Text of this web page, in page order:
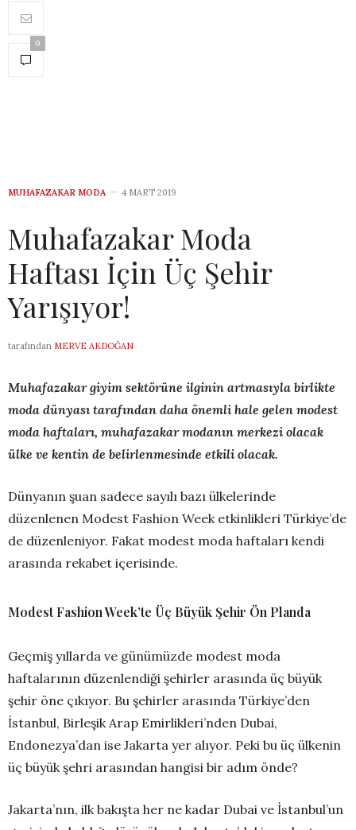
0
MUHAFAZAKAR MODA 4 MART 2019
Muhafazakar Moda
Haftası İçin Üç Şehir
Yarışıyor!
tarafından MERVE AKDOĞAN
Muhafazakar giyim sektörüne ilginin artmasıyla birlikte
moda dünyası tarafından daha önemli hale gelen modest
moda haftaları, muhafazakar modanın merkezi olacak
ülke ve kentin de belirlenmesinde etkili olacak.
Dünyanın şuan sadece sayılı bazı ülkelerinde
düzenlenen Modest Fashion Week etkinlikleri Türkiye’de
de düzenleniyor. Fakat modest moda haftaları kendi
arasında rekabet içerisinde.
Modest Fashion Week’te Üç Büyük Şehir Ön Planda
Geçmiş yıllarda ve günümüzde modest moda
haftalarının düzenlendiği şehirler arasında üç büyük
şehir öne çıkıyor. Bu şehirler arasında Türkiye’den
İstanbul, Birleşik Arap Emirlikleri’nden Dubai,
Endonezya’dan ise Jakarta yer alıyor. Peki bu üç ülkenin
üç büyük şehri arasından hangisi bir adım önde?
Jakarta’nın, ilk bakışta her ne kadar Dubai ve İstanbul’un